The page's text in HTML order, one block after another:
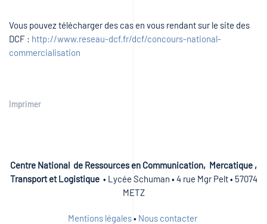
Vous pouvez télécharger des cas en vous rendant sur le site des
DCF : http://www.reseau-dcf.fr/dcf/concours-national-
commercialisation
Imprimer
Centre National de Ressources en Communication, Mercatique ,
Transport et Logistique • Lycée Schuman • 4 rue Mgr Pelt • 57074
METZ
Mentions légales• Nous contacter